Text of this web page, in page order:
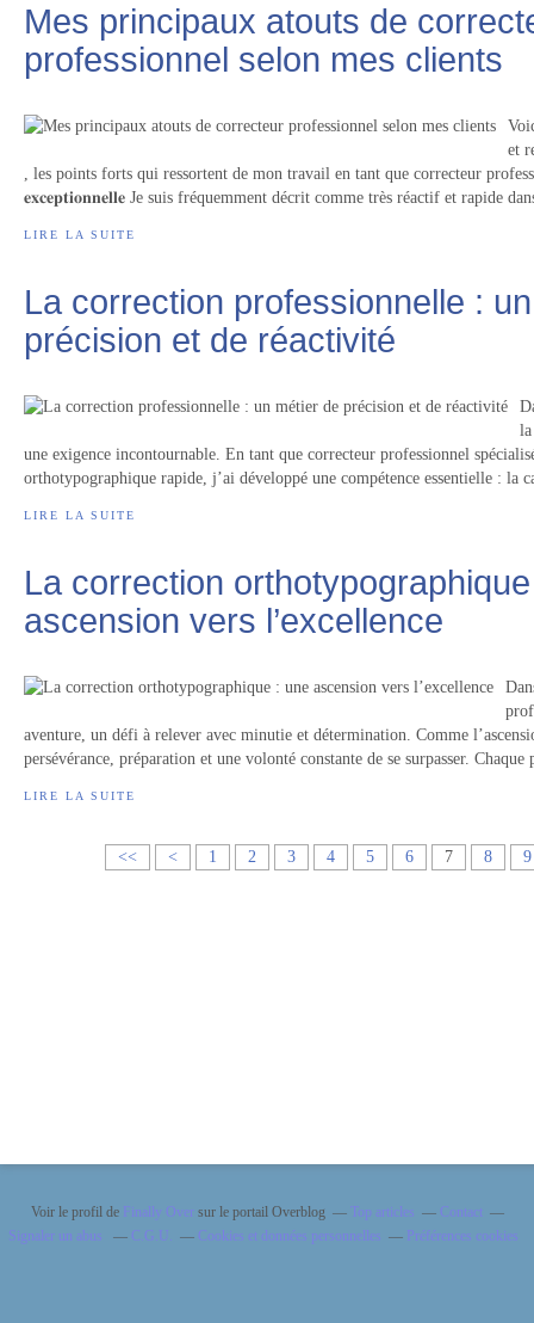
Mes principaux atouts de
professionnel selon mes clients
et
, les points forts qui ressortent de mon travail en tant que correcteur
𝐞𝐱𝐜𝐞𝐩𝐭𝐢𝐨𝐧𝐧𝐞𝐥𝐥𝐞 Je suis fréquemment décrit comme très réactif et rapide
LIRE LA SUITE
La correction professionnelle :
précision et de réactivité
la
une exigence incontournable. En tant que correcteur professionnel
orthotypographique rapide, j’ai développé une compétence essentielle : la
LIRE LA SUITE
La correction
ascension vers l’excellence
aventure, un défi à relever avec minutie et détermination. Comme
persévérance, préparation et une volonté constante de se surpasser. Chaque
LIRE LA SUITE
<< < 1 2 3 4 5 6 7 8 9
Voir le profil de Finally Oversur le portail Overblog Top articles
Contact
Signaler un abus
C.G.U. Cookies et données personnelles Préférences cookies